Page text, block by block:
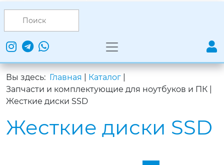
Вы здесь: Главная Каталог
Запчасти и комплектующие для ноутбуков и ПК
Жесткие диски SSD
Жесткие диски SSD